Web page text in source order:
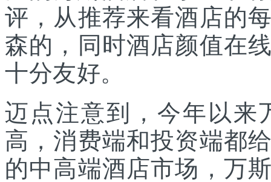
评，从推荐来看酒店的
森的，同时酒店颜值在
十分友好。
迈点注意到，今年以来
高，消费端和投资端都
的中高端酒店市场，万